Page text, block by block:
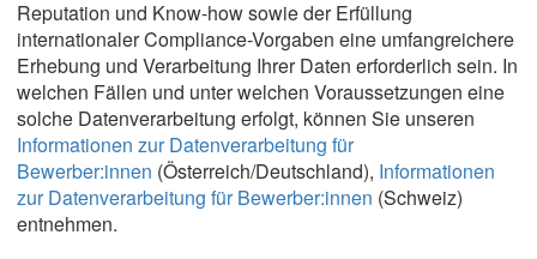
Reputation und Know-how sowie der Erfüllung
internationaler Compliance-Vorgaben eine umfangreichere
Erhebung und Verarbeitung Ihrer Daten erforderlich sein. In
welchen Fällen und unter welchen Voraussetzungen eine
solche Datenverarbeitung erfolgt, können Sie unseren
Informationen zur Datenverarbeitung für
Bewerber:innen (Österreich/Deutschland), Informationen
zur Datenverarbeitung für Bewerber:innen (Schweiz)
entnehmen.